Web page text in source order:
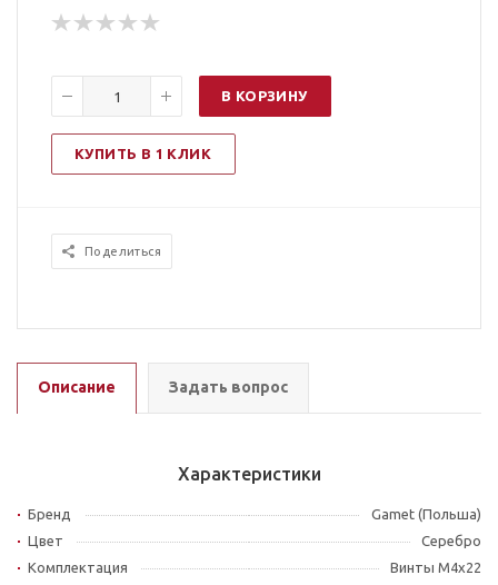
В КОРЗИНУ
КУПИТЬ В 1 КЛИК
Поделиться
Описание Задать вопрос
Характеристики
Бренд
Gamet (Польша)
Цвет
Серебро
Комплектация
Винты M4x22